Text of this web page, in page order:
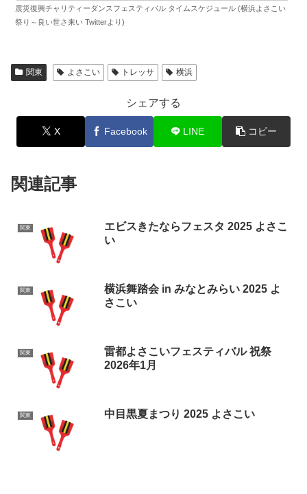
震災復興チャリティーダンスフェスティバル タイムスケジュール (横浜よさこい
祭り～良い世さ来い Twitterより)
関東 よさこい トレッサ 横浜
シェアする
X Facebook LINE コピー
関連記事
関東
エビスきたならフェスタ 2025 よさこ
い
関東
横浜舞踏会 in みなとみらい 2025 よ
さこい
関東
雷都よさこいフェスティバル 祝祭
2026年1月
関東 中目黒夏まつり 2025 よさこい